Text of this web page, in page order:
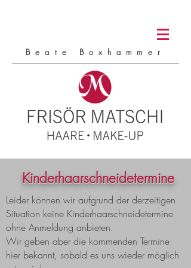
Beate Boxhammer
Kinderhaarschneidetermine
Leider können wir aufgrund der derzeitigen
Situation keine Kinderhaarschneidetermine
ohne Anmeldung anbieten.
Wir geben aber die kommenden Termine
hier bekannt, sobald es uns wieder möglich